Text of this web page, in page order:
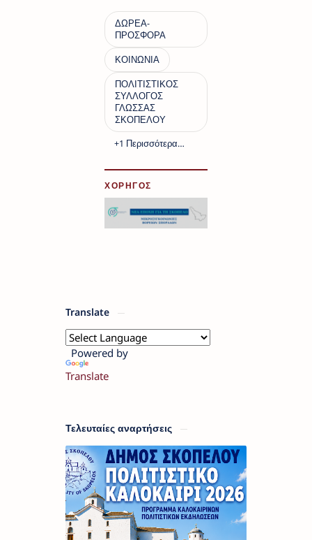
ΧΟΡΗΓΟΣ
Translate
Powered by
Translate
Τελευταίες αναρτήσεις